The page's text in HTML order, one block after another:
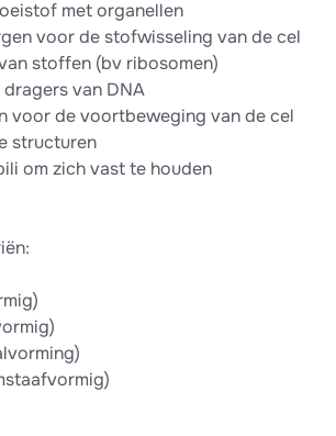
met organellen
voor de stofwisseling van de cel
stoffen (bv ribosomen)
van DNA
voor de voortbeweging van de cel
structuren
om zich vast te houden